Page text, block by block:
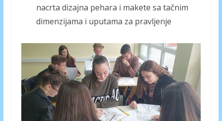
nacrta dizajna pehara i makete sa tačnim
dimenzijama i uputama za pravljenje